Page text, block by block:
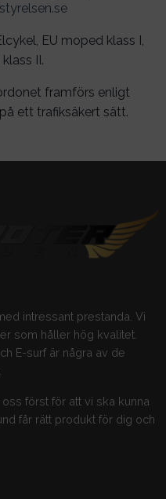
EU moped klass I,
II.
framförs enligt
ett trafiksäkert sätt.
intressant prestanda. Vi
som håller hög kvalitet.
E-surf är några av de
först för att vi ska kunna
får rätt produkt för dig och